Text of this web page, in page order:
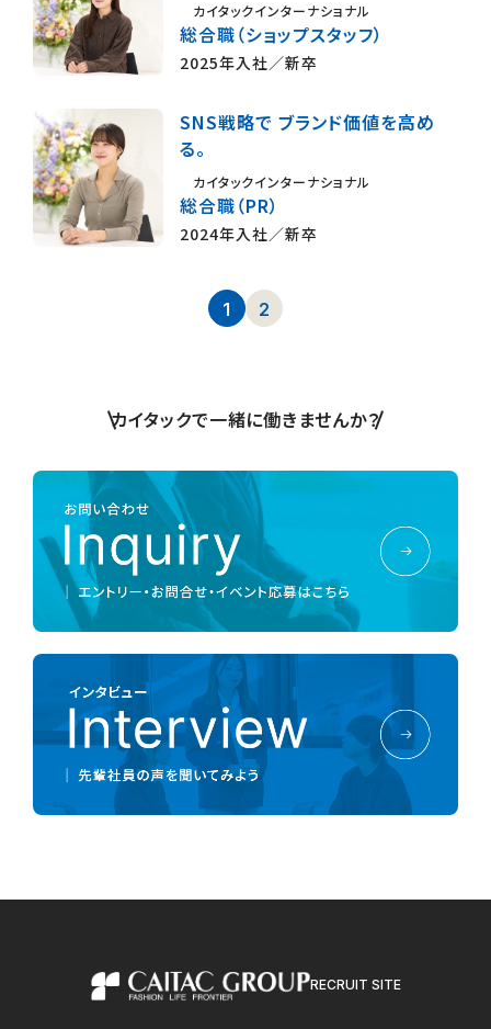
カイタックインターナショナル
総合職（ショップスタッフ）
2025年入社／新卒
SNS戦略で ブランド価値を高め
る。
カイタックインターナショナル
総合職（PR）
2024年入社／新卒
1 2
カイタックで一緒に働きませんか？
RECRUIT SITE